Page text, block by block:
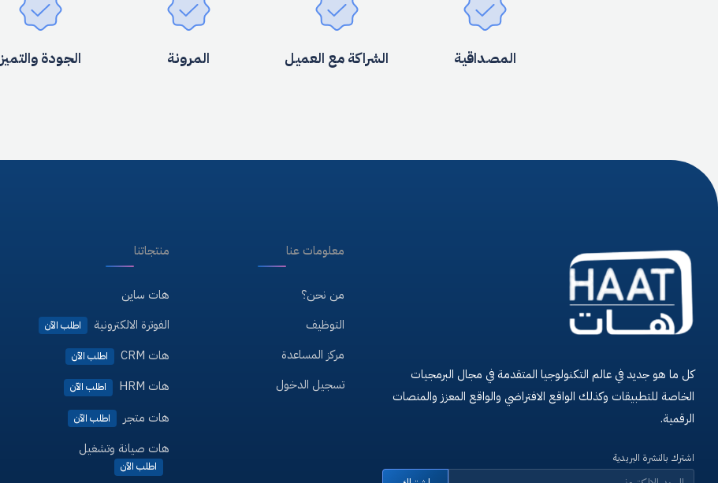
المصداقية الشراكة مع العميل المرونة الجودة والتميز
كل ما هو جديد في عالم التكنولوجيا المتقدمة في مجال البرمجيات
الخاصة للتطبيقات وكذلك الواقع الافتراضي والواقع المعزز والمنصات
الرقمية.
اشترك بالنشرة البريدية
معلومات عنا
من نحن؟
التوظيف
مركز المساعدة
تسجيل الدخول
منتجاتنا
هات ساين
الفوترة الالكترونية
اطلب الآن
هات CRM اطلب الآن
هات HRM اطلب الآن
هات متجر اطلب الآن
هات صيانة وتشغيل
اطلب الآن